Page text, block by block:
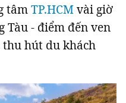
tâmTP.HCMvài giờ
Tàu - điểm đến ven
hút du khách